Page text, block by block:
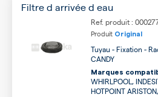
Filtre d arrivée d eau
Ref. produit :
Produit Original
Tuyau - Fixation -
CANDY
Marques
WHIRLPOOL,
HOTPOINT